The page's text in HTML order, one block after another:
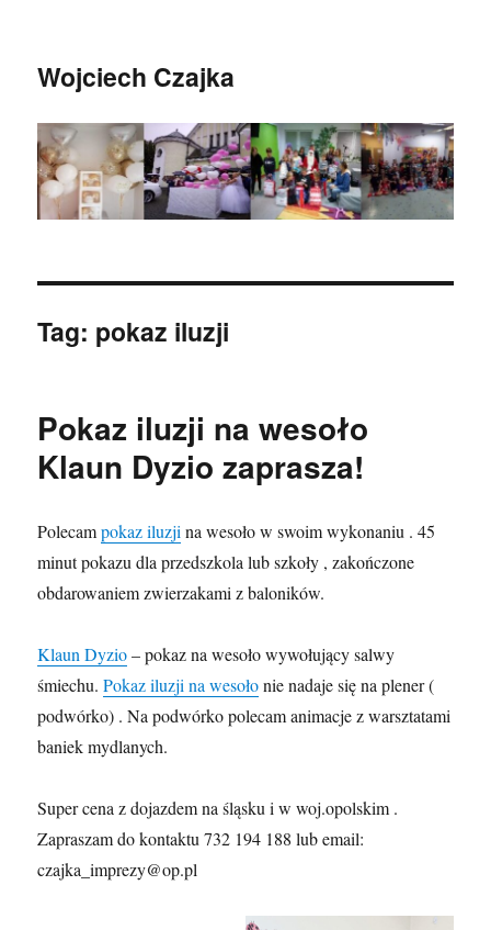
Wojciech Czajka
Tag: pokaz iluzji
Pokaz iluzji na wesoło
Klaun Dyzio zaprasza!
Polecampokaz iluzjina wesoło w swoim wykonaniu . 45
minut pokazu dla przedszkola lub szkoły , zakończone
obdarowaniem zwierzakami z baloników.
Klaun Dyzio– pokaz na wesoło wywołujący salwy
śmiechu.Pokaz iluzji na wesołonie nadaje się na plener (
podwórko) . Na podwórko polecam animacje z warsztatami
baniek mydlanych.
Super cena z dojazdem na śląsku i w woj.opolskim .
Zapraszam do kontaktu 732 194 188 lub email:
czajka_imprezy@op.pl